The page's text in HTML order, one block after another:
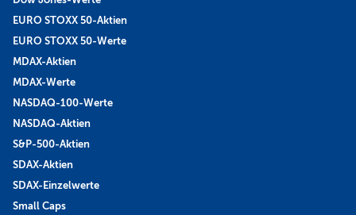
EURO STOXX 50-Aktien
EURO STOXX 50-Werte
MDAX-Aktien
MDAX-Werte
NASDAQ-100-Werte
NASDAQ-Aktien
S&P-500-Aktien
SDAX-Aktien
SDAX-Einzelwerte
Small Caps